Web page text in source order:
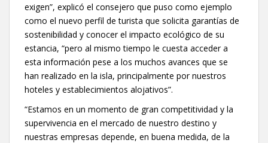
exigen”, explicó el consejero que puso como ejemplo
como el nuevo perfil de turista que solicita garantías de
sostenibilidad y conocer el impacto ecológico de su
estancia, “pero al mismo tiempo le cuesta acceder a
esta información pese a los muchos avances que se
han realizado en la isla, principalmente por nuestros
hoteles y establecimientos alojativos”.
“Estamos en un momento de gran competitividad y la
supervivencia en el mercado de nuestro destino y
nuestras empresas depende, en buena medida, de la